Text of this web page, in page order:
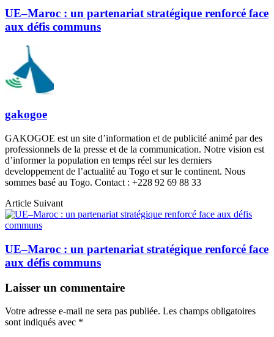
UE–Maroc : un partenariat stratégique renforcé face
aux défis communs
gakogoe
GAKOGOE est un site d’information et de publicité animé par des
professionnels de la presse et de la communication. Notre vision est
d’informer la population en temps réel sur les derniers
developpement de l’actualité au Togo et sur le continent. Nous
sommes basé au Togo. Contact : +228 92 69 88 33
Article Suivant
UE–Maroc : un partenariat stratégique renforcé face
aux défis communs
Laisser un commentaire
Votre adresse e-mail ne sera pas publiée. Les champs obligatoires
sont indiqués avec *